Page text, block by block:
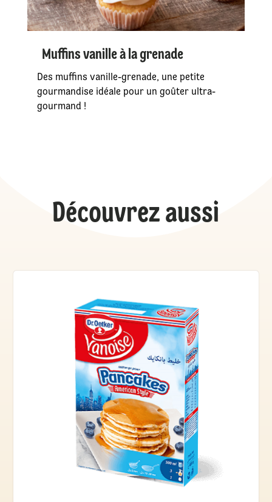
Muffins vanille à la grenade
Des muffins vanille-grenade, une petite
gourmandise idéale pour un goûter ultra-
gourmand !
Découvrez aussi